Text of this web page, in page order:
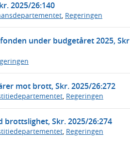
2025/26:140
, Regeringen
under budgetåret 2025, Skr
mot brott, Skr. 2025/26:272
, Regeringen
Skr. 2025/26:274
, Regeringen